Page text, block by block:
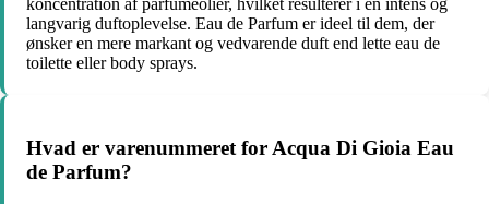
langvarig duftoplevelse. Eau de Parfum er ideel til dem, der
ønsker en mere markant og vedvarende duft end lette eau de
toilette eller body sprays.
Hvad er varenummeret for Acqua Di Gioia Eau
de Parfum?